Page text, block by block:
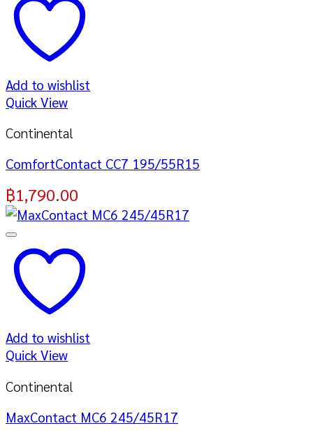
Add to wishlist
Quick View
Continental
ComfortContact CC7 195/55R15
฿1,790.00
Add to wishlist
Quick View
Continental
MaxContact MC6 245/45R17